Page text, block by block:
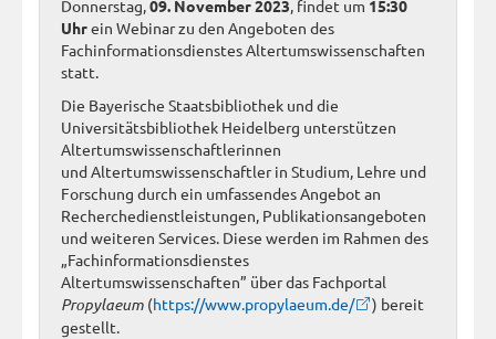
Donnerstag,09. November 2023, findet um 15:30
Uhrein Webinar zu den Angeboten des
Fachinformationsdienstes Altertumswissenschaften
statt.
Die Bayerische Staatsbibliothek und die
Universitätsbibliothek Heidelberg unterstützen
Altertumswissenschaftlerinnen
und Altertumswissenschaftler in Studium, Lehre und
Forschung durch ein umfassendes Angebot an
Recherchedienstleistungen, Publikationsangeboten
und weiteren Services. Diese werden im Rahmen des
„Fachinformationsdienstes
Altertumswissenschaften” über das Fachportal
Propylaeum (https://www.propylaeum.de/
) bereit
gestellt.